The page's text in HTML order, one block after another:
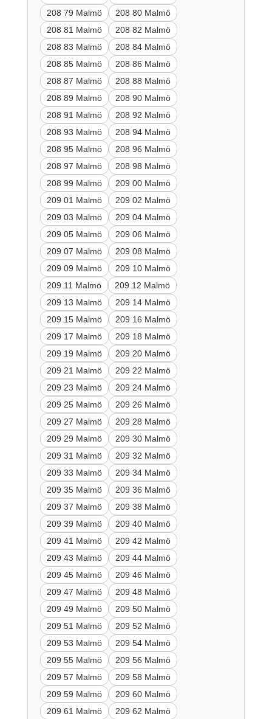
208 79 Malmö
208 80 Malmö
208 81 Malmö
208 82 Malmö
208 83 Malmö
208 84 Malmö
208 85 Malmö
208 86 Malmö
208 87 Malmö
208 88 Malmö
208 89 Malmö
208 90 Malmö
208 91 Malmö
208 92 Malmö
208 93 Malmö
208 94 Malmö
208 95 Malmö
208 96 Malmö
208 97 Malmö
208 98 Malmö
208 99 Malmö
209 00 Malmö
209 01 Malmö
209 02 Malmö
209 03 Malmö
209 04 Malmö
209 05 Malmö
209 06 Malmö
209 07 Malmö
209 08 Malmö
209 09 Malmö
209 10 Malmö
209 11 Malmö
209 12 Malmö
209 13 Malmö
209 14 Malmö
209 15 Malmö
209 16 Malmö
209 17 Malmö
209 18 Malmö
209 19 Malmö
209 20 Malmö
209 21 Malmö
209 22 Malmö
209 23 Malmö
209 24 Malmö
209 25 Malmö
209 26 Malmö
209 27 Malmö
209 28 Malmö
209 29 Malmö
209 30 Malmö
209 31 Malmö
209 32 Malmö
209 33 Malmö
209 34 Malmö
209 35 Malmö
209 36 Malmö
209 37 Malmö
209 38 Malmö
209 39 Malmö
209 40 Malmö
209 41 Malmö
209 42 Malmö
209 43 Malmö
209 44 Malmö
209 45 Malmö
209 46 Malmö
209 47 Malmö
209 48 Malmö
209 49 Malmö
209 50 Malmö
209 51 Malmö
209 52 Malmö
209 53 Malmö
209 54 Malmö
209 55 Malmö
209 56 Malmö
209 57 Malmö
209 58 Malmö
209 59 Malmö
209 60 Malmö
209 61 Malmö
209 62 Malmö